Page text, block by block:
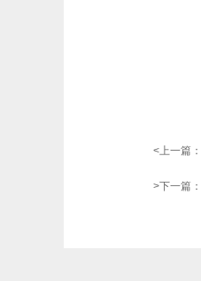
<上一篇：
>下一篇：